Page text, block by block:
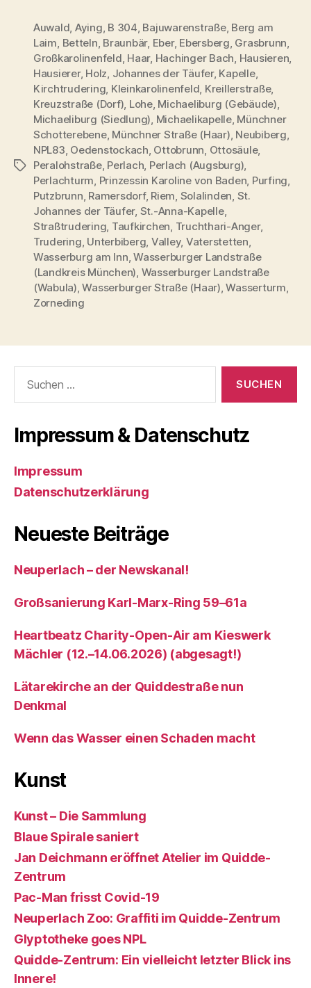
Schlagwörter
Auwald Aying B 304 Bajuwarenstraße, Berg am
Laim Betteln Braunbär, Eber, Ebersberg Grasbrunn
Großkarolinenfeld Haar, Hachinger Bach Hausieren
Hausierer, Holz Johannes der Täufer, Kapelle,
Kirchtrudering Kleinkarolinenfeld Kreillerstraße,
Kreuzstraße (Dorf) Lohe, Michaeliburg (Gebäude)
Michaeliburg (Siedlung) Michaelikapelle, Münchner
Schotterebene, Münchner Straße (Haar) Neubiberg
NPL83 Oedenstockach Ottobrunn Ottosäule,
Peralohstraße, Perlach Perlach (Augsburg)
Perlachturm Prinzessin Karoline von Baden Purfing
Putzbrunn Ramersdorf, Riem Solalinden St.
Johannes der Täufer, St.-Anna-Kapelle,
Straßtrudering Taufkirchen Truchthari-Anger,
Trudering Unterbiberg Valley, Vaterstetten
Wasserburg am Inn ,Wasserburger Landstraße
(Landkreis München) Wasserburger Landstraße
(Wabula) ,Wasserburger Straße (Haar) ,Wasserturm
Zorneding
nach:
Impressum & Datenschutz
Impressum
Datenschutzerklärung
Neueste Beiträge
Neuperlach – der Newskanal!
Großsanierung Karl-Marx-Ring 59–61a
Heartbeatz Charity-Open-Air am Kieswerk
Mächler (12.–14.06.2026) (abgesagt!)
Lätarekirche an der Quiddestraße nun
Denkmal
Wenn das Wasser einen Schaden macht
Kunst
Kunst – Die Sammlung
Blaue Spirale saniert
Jan Deichmann eröffnet Atelier im Quidde-
Zentrum
Pac-Man frisst Covid-19
Neuperlach Zoo: Graffiti im Quidde-Zentrum
Glyptotheke goes NPL
Quidde-Zentrum: Ein vielleicht letzter Blick ins
Innere!